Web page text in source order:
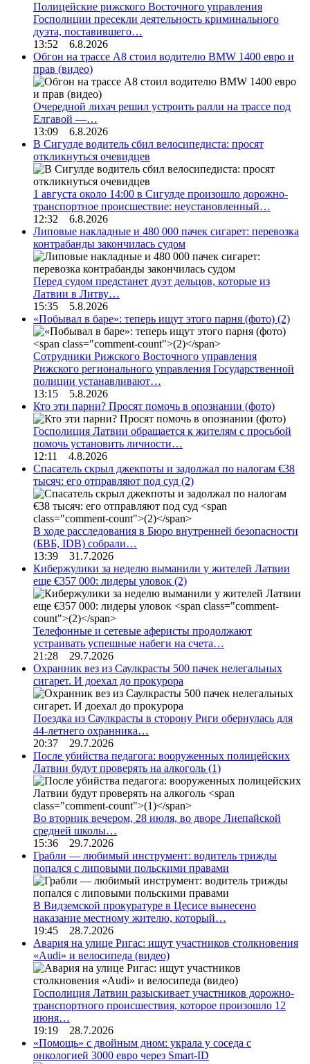
Полицейские рижского Восточного управления
Госполиции пресекли деятельность криминального
дуэта, поставившего…
13:52 6.8.2026
Обгон на трассе А8 стоил водителю BMW 1400 евро и
прав (видео)
Очередной лихач решил устроить ралли на трассе под
Елгавой —…
13:09 6.8.2026
В Сигулде водитель сбил велосипедиста: просят
откликнуться очевидцев
1 августа около 14:00 в Сигулде произошло дорожно-
транспортное происшествие: неустановленный…
12:32 6.8.2026
Липовые накладные и 480 000 пачек сигарет: перевозка
контрабанды закончилась судом
Перед судом предстанет дуэт дельцов, которые из
Латвии в Литву…
15:35 5.8.2026
«Побывал в баре»: теперь ищут этого парня (фото) (2)
Сотрудники Рижского Восточного управления
Рижского регионального управления Государственной
полиции устанавливают…
13:15 5.8.2026
Кто эти парни? Просят помочь в опознании (фото)
Госполиция Латвии обращается к жителям с просьбой
помочь установить личности…
12:11 4.8.2026
Спасатель скрыл джекпоты и задолжал по налогам €38
тысяч: его отправляют под суд (2)
В ходе расследования в Бюро внутренней безопасности
(БВБ, IDB) собрали…
13:39 31.7.2026
Кибержулики за неделю выманили у жителей Латвии
еще €357 000: лидеры уловок (2)
Телефонные и сетевые аферисты продолжают
устраивать успешные набеги на счета…
21:28 29.7.2026
Охранник вез из Саулкрасты 500 пачек нелегальных
сигарет. И доехал до прокурора
Поездка из Саулкрасты в сторону Риги обернулась для
44-летнего охранника…
20:37 29.7.2026
После убийства педагога: вооруженных полицейских
Латвии будут проверять на алкоголь (1)
Во вторник вечером, 28 июля, во дворе Лиепайской
средней школы…
15:36 29.7.2026
Грабли — любимый инструмент: водитель трижды
попался с липовыми польскими правами
В Видземской прокуратуре в Цесисе вынесено
наказание местному жителю, который…
19:45 28.7.2026
Авария на улице Ригас: ищут участников столкновения
«Audi» и велосипеда (видео)
Госполиция Латвии разыскивает участников дорожно-
транспортного происшествия, которое произошло 12
июня…
19:19 28.7.2026
«Помощь» с двойным дном: украла у соседа с
онкологией 3000 евро через Smart-ID